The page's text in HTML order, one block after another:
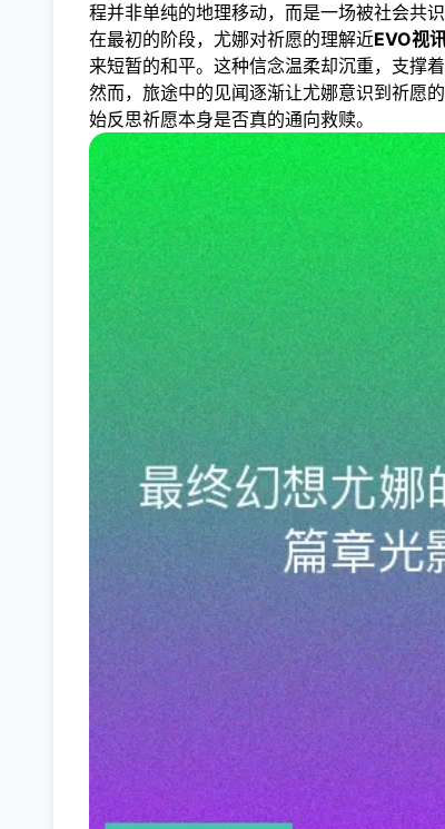
程并非单纯的地理移动，而是一场被社会共识
在最初的阶段，尤娜对祈愿的理解近EVO视
来短暂的和平。这种信念温柔却沉重，支撑
然而，旅途中的见闻逐渐让尤娜意识到祈愿
始反思祈愿本身是否真的通向救赎。